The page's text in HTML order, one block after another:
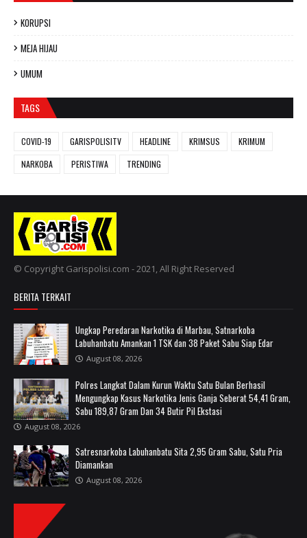
KORUPSI
MEJA HIJAU
UMUM
TAGS
COVID-19 GARISPOLISITV HEADLINE KRIMSUS
KRIMUM
NARKOBA
PERISTIWA TRENDING
© Copyright Garispolisi.com - 2021, All Right Reserved
BERITA TERKAIT
Ungkap Peredaran Narkotika di Marbau, Satnarkoba
Labuhanbatu Amankan 1 TSK dan 38 Paket Sabu Siap Edar
August 08, 2026
Polres Langkat Dalam Kurun Waktu Satu Bulan Berhasil
Mengungkap Kasus Narkotika Jenis Ganja Seberat 54,41 Gram,
Sabu 189,87 Gram Dan 34 Butir Pil Ekstasi
August 08, 2026
Satresnarkoba Labuhanbatu Sita 2,95 Gram Sabu, Satu Pria
Diamankan
August 08, 2026